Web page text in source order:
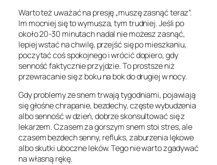
Warto też uważać na presję „muszę zasnąć teraz”.
Im mocniej się to wymusza, tym trudniej. Jeśli po
około 20-30 minutach nadal nie możesz zasnąć,
lepiej wstać na chwilę, przejść się po mieszkaniu,
poczytać coś spokojnego i wrócić dopiero, gdy
senność faktycznie przyjdzie. To prostsze niż
przewracanie się z boku na bok do drugiej w nocy.
Gdy problemy ze snem trwają tygodniami, pojawiają
się głośne chrapanie, bezdechy, częste wybudzenia
albo senność w dzień, dobrze skonsultować się z
lekarzem. Czasem za gorszym snem stoi stres, ale
czasem bezdech senny, refluks, zaburzenia lękowe
albo skutki uboczne leków. Tego nie warto zgadywać
na własną rękę.